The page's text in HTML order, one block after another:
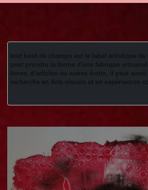
tout bout de champs est le label artistique
peut prendre la forme d'une fabrique
livres, d'articles ou autres écrits, il peut aussi
recherche en Arts visuels et en expériences